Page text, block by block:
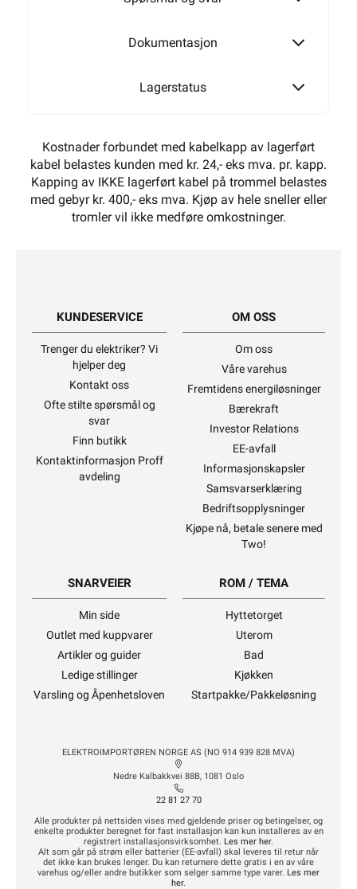
Dokumentasjon
Lagerstatus
Kostnader forbundet med kabelkapp av lagerført
kabel belastes kunden med kr. 24,- eks mva. pr. kapp.
Kapping av IKKE lagerført kabel på trommel belastes
med gebyr kr. 400,- eks mva. Kjøp av hele sneller eller
tromler vil ikke medføre omkostninger.
KUNDESERVICE
Trenger du elektriker? Vi
hjelper deg
Kontakt oss
Ofte stilte spørsmål og
svar
Finn butikk
Kontaktinformasjon Proff
avdeling
OM OSS
Om oss
Våre varehus
Fremtidens energiløsninger
Bærekraft
Investor Relations
EE-avfall
Informasjonskapsler
Samsvarserklæring
Bedriftsopplysninger
Kjøpe nå, betale senere med
Two!
SNARVEIER
Min side
Outlet med kuppvarer
Artikler og guider
Ledige stillinger
Varsling og Åpenhetsloven
ROM / TEMA
Hyttetorget
Uterom
Bad
Kjøkken
Startpakke/Pakkeløsning
ELEKTROIMPORTØREN NORGE AS (NO 914 939 828 MVA)
Nedre Kalbakkvei 88B, 1081 Oslo
22 81 27 70
Alle produkter på nettsiden vises med gjeldende priser og betingelser, og
enkelte produkter beregnet for fast installasjon kan kun installeres av en
registrert installasjonsvirksomhet. Les mer her.
Alt som går på strøm eller batterier (EE-avfall) skal leveres til retur når
det ikke kan brukes lenger. Du kan returnere dette gratis i en av våre
varehus og/eller andre butikker som selger samme type varer. Les mer
her.